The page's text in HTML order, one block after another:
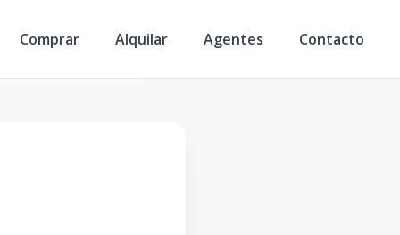
Comprar Alquilar Agentes Contacto